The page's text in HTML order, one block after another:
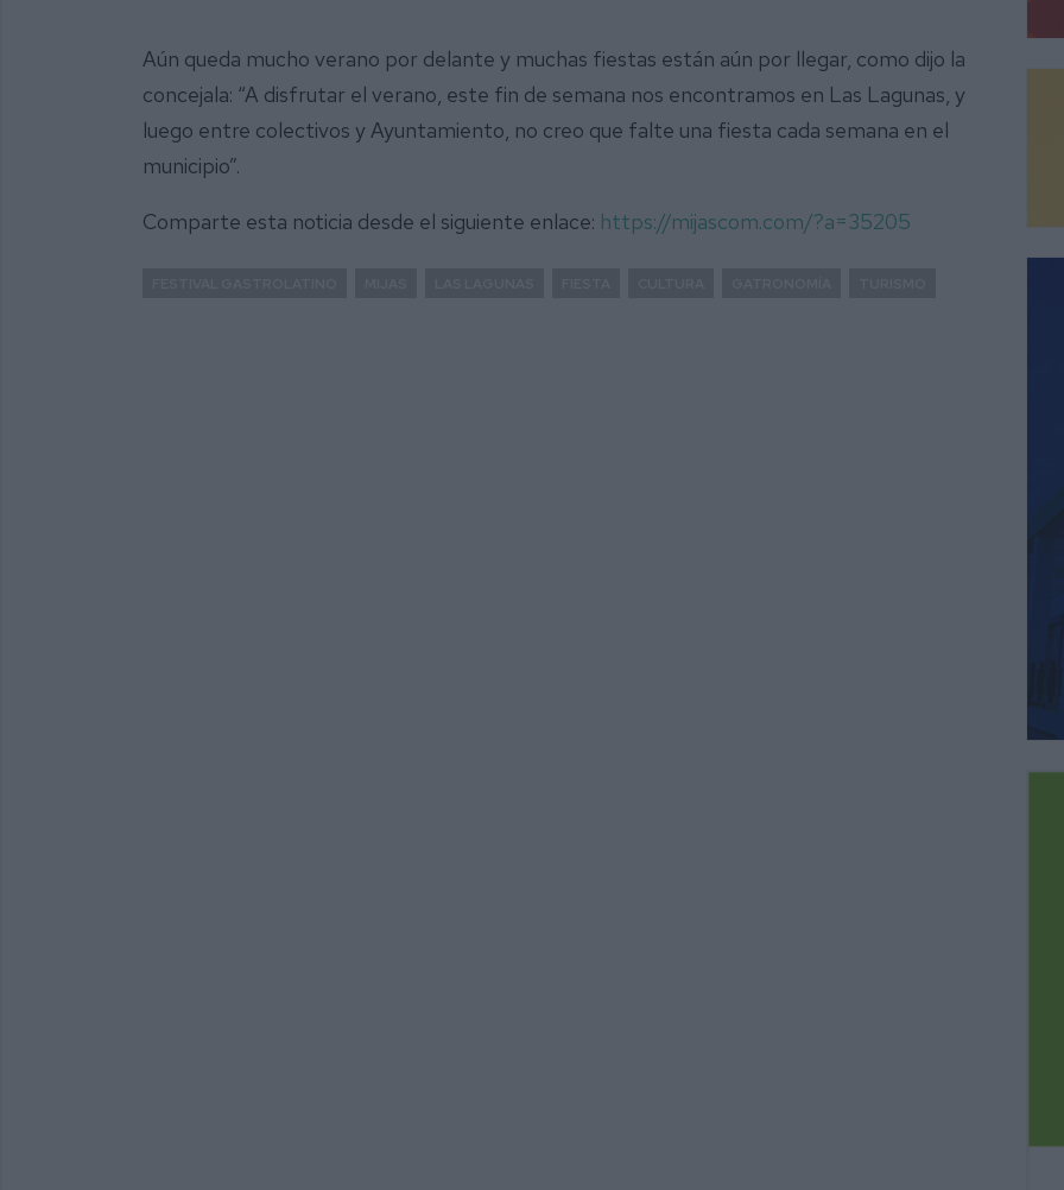
Aún queda mucho verano por delante y muchas fiestas están aún por llegar, como dijo la
concejala: “A disfrutar el verano, este fin de semana nos encontramos en Las Lagunas, y
luego entre colectivos y Ayuntamiento, no creo que falte una fiesta cada semana en el
municipio”.
Comparte esta noticia desde el siguiente enlace: https://mijascom.com/?a=35205